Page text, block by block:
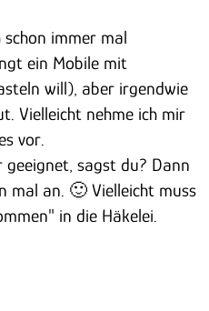
immer mal
ein Mobile mit
will), aber irgendwie
Vielleicht nehme ich mir
vor.
sagst du? Dann
mal an. 🙂 Vielleicht muss
in die Häkelei.